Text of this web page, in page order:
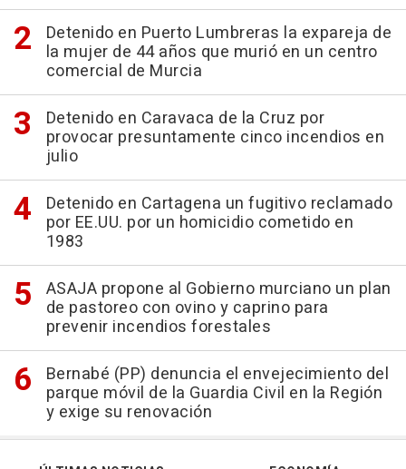
Detenido en Puerto Lumbreras la expareja de
la mujer de 44 años que murió en un centro
comercial de Murcia
Detenido en Caravaca de la Cruz por
provocar presuntamente cinco incendios en
julio
Detenido en Cartagena un fugitivo reclamado
por EE.UU. por un homicidio cometido en
1983
ASAJA propone al Gobierno murciano un plan
de pastoreo con ovino y caprino para
prevenir incendios forestales
Bernabé (PP) denuncia el envejecimiento del
parque móvil de la Guardia Civil en la Región
y exige su renovación